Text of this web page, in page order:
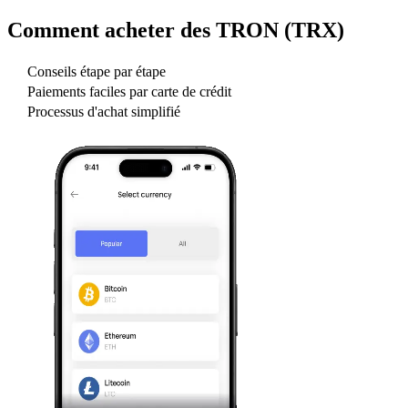
Comment acheter des TRON (TRX)
Conseils étape par étape
Paiements faciles par carte de crédit
Processus d'achat simplifié